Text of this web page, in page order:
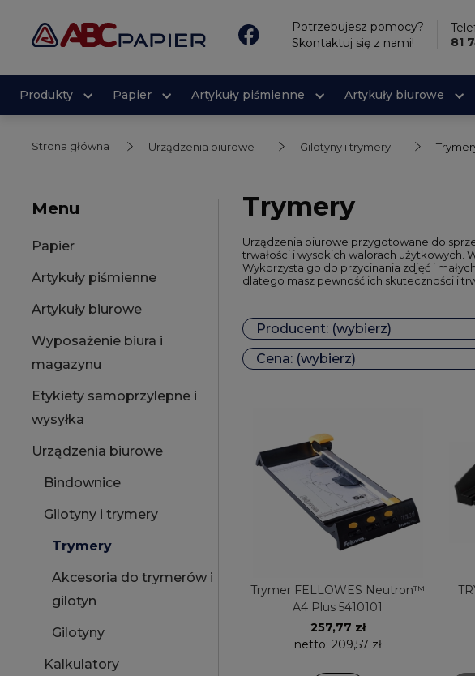
Potrzebujesz pomocy?
Skontaktuj się z nami!
81
Produkty Papier Artykuły piśmienne Artykuły biurowe
Strona główna Urządzenia biurowe Gilotyny i trymery
Menu
Papier
Artykuły piśmienne
Artykuły biurowe
Wyposażenie biura i
magazynu
Etykiety samoprzylepne i
wysyłka
Urządzenia biurowe
Bindownice
Gilotyny i trymery
Trymery
Akcesoria do trymerów i
gilotyn
Gilotyny
Kalkulatory
Trymery
Urządzenia biurowe przygotowane do
trwałości i wysokich walorach użytkowych.
Wykorzysta go do przycinania zdjęć i
dlatego masz pewność ich skuteczności i
Producent: (wybierz)
Cena: (wybierz)
Trymer FELLOWES Neutron™
A4 Plus 5410101
257,77 zł
netto: 209,57 zł